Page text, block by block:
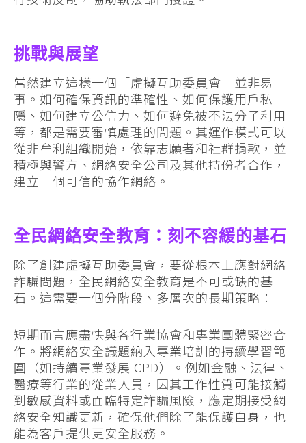
挑戰與展望
當然建立這樣一個「虛擬互助委員會」並非易
事。如何確保資訊的準確性、如何保護用戶私
隱、如何建立公信力、如何避免被不法分子利用
等，都是需要審慎處理的問題。其運作模式可以
從非牟利組織開始，依靠志願者和社群捐款，並
積極與警方、網絡安全公司及其他持份者合作，
建立一個可信的協作網絡。
全民網絡安全教育：刻不容緩的基石
除了創建虛擬互助委員會，要從根本上應對網絡
詐騙問題，全民網絡安全教育是不可或缺的基
石。這需要一個分階段、多層次的長期策略：
短期而言應盡快與各行業協會和專業團體緊密合
作。將網絡安全議題納入專業培訓的持續學習範
圍（如持續專業發展 CPD）。例如金融、法律、
醫療等行業的從業人員，因其工作性質可能接觸
到敏感資料或面臨特定詐騙風險，應定期接受網
絡安全知識更新，確保他們除了能保護自身，也
能為客戶提供更安全服務。